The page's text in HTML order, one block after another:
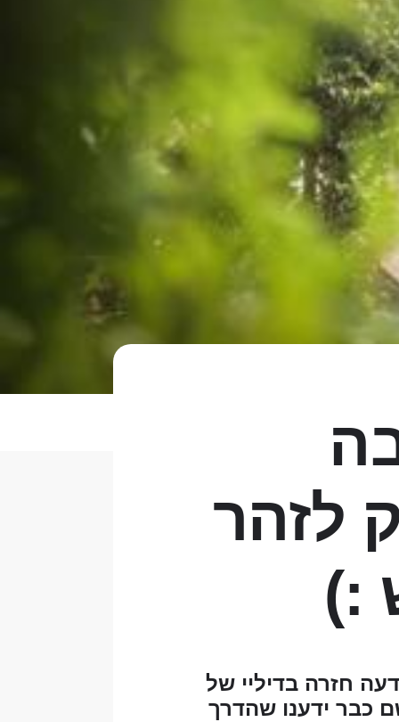
לזהר
:)
חזרה בדיליי של
כבר ידענו שהדרך